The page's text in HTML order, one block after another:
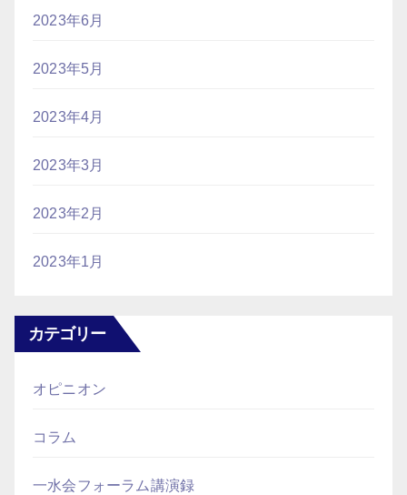
2023年6月
2023年5月
2023年4月
2023年3月
2023年2月
2023年1月
カテゴリー
オピニオン
コラム
一水会フォーラム講演録